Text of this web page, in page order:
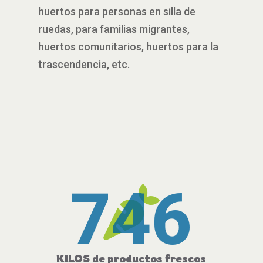
huertos para personas en silla de
ruedas, para familias migrantes,
huertos comunitarios, huertos para la
trascendencia, etc.

746
KILOS de productos frescos